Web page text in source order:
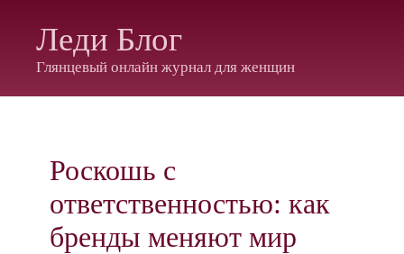
Леди Блог
Глянцевый онлайн журнал для женщин
Роскошь с
ответственностью: как
бренды меняют мир